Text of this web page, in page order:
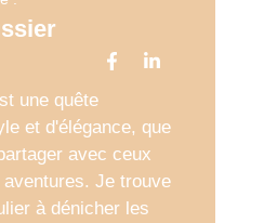
une quête
et d'élégance, que
avec ceux
Je trouve
à dénicher les